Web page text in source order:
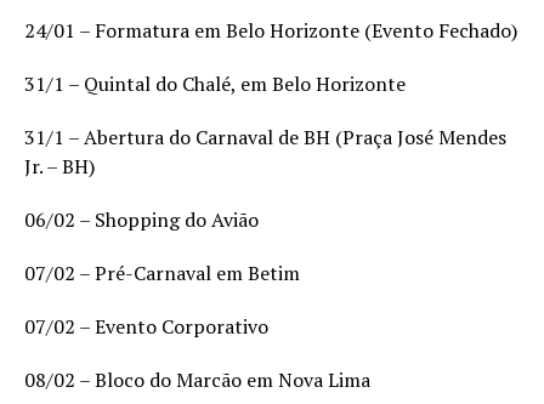
24/01 – Formatura em Belo Horizonte (Evento Fechado)
31/1 – Quintal do Chalé, em Belo Horizonte
31/1 – Abertura do Carnaval de BH (Praça José Mendes
Jr. – BH)
06/02 – Shopping do Avião
07/02 – Pré-Carnaval em Betim
07/02 – Evento Corporativo
08/02 – Bloco do Marcão em Nova Lima